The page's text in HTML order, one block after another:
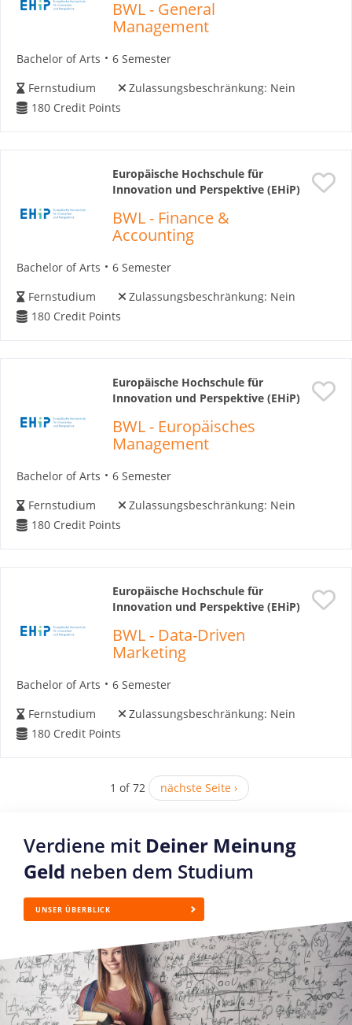
BWL - General
Management
Bachelor of Arts
6 Semester
Fernstudium
Zulassungsbeschränkung: Nein
180 Credit Points
Europäische Hochschule für
Innovation und Perspektive (EHiP)
BWL - Finance &
Accounting
Bachelor of Arts
6 Semester
Fernstudium
Zulassungsbeschränkung: Nein
180 Credit Points
Europäische Hochschule für
Innovation und Perspektive (EHiP)
BWL - Europäisches
Management
Bachelor of Arts
6 Semester
Fernstudium
Zulassungsbeschränkung: Nein
180 Credit Points
Europäische Hochschule für
Innovation und Perspektive (EHiP)
BWL - Data-Driven
Marketing
Bachelor of Arts
6 Semester
Fernstudium
Zulassungsbeschränkung: Nein
180 Credit Points
1 of 72 nächste Seite ›
Verdiene mit Deiner Meinung
Geld neben dem Studium
UNSER ÜBERBLICK